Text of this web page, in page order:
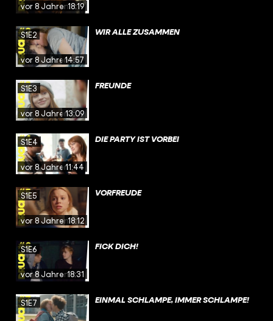
vor 8 Jahren18:19
vor 8 Jahren14:57
S1E2 WIR ALLE ZUSAMMEN
vor 8 Jahren13:09
S1E3 FREUNDE
vor 8 Jahren11:44
S1E4 DIE PARTY IST VORBEI
vor 8 Jahren18:12
S1E5 VORFREUDE
vor 8 Jahren18:31
S1E6 FICK DICH!
S1E7 EINMAL SCHLAMPE, IMMER SCHLAMPE!